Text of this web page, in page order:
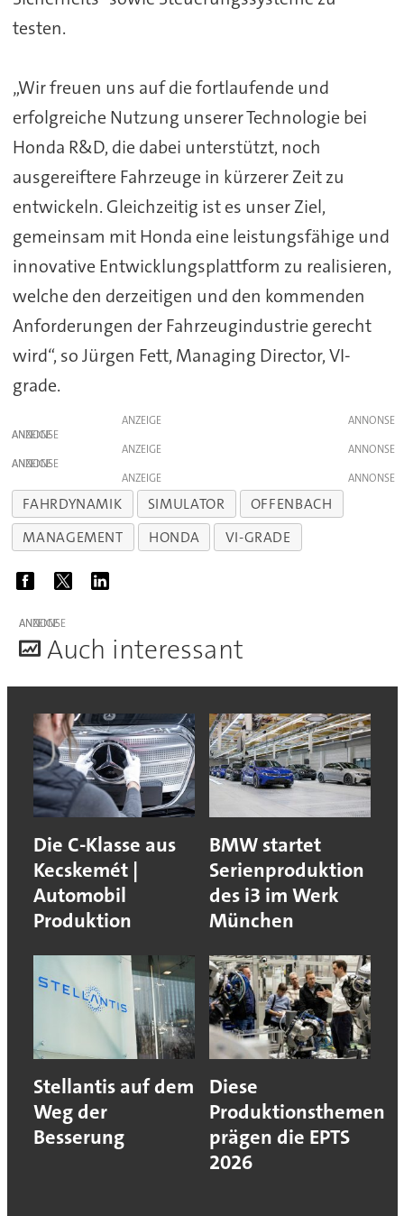
testen.
„Wir freuen uns auf die fortlaufende und
erfolgreiche Nutzung unserer Technologie bei
Honda R&D, die dabei unterstützt, noch
ausgereiftere Fahrzeuge in kürzerer Zeit zu
entwickeln. Gleichzeitig ist es unser Ziel,
gemeinsam mit Honda eine leistungsfähige und
innovative Entwicklungsplattform zu realisieren,
welche den derzeitigen und den kommenden
Anforderungen der Fahrzeugindustrie gerecht
wird“, so Jürgen Fett, Managing Director, VI-
grade.
ANZEIGE
ANZEIGE
ANZEIGE
ANZEIGE
ANZEIGE
FAHRDYNAMIK SIMULATOR
OFFENBACH
MANAGEMENT
HONDA VI-GRADE
ANZEIGE
Auch interessant
Die C-Klasse aus
Kecskemét |
Automobil
Produktion
BMW startet
Serienproduktion
des i3 im Werk
München
Stellantis auf dem
Weg der
Besserung
Diese
Produktionsthemen
prägen die EPTS
2026